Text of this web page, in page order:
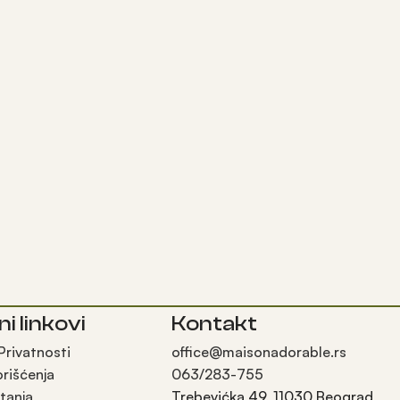
linkovi Kontakt
office@maisonadorable.rs
063/283-755
Trebevićka 49, 11030 Beograd